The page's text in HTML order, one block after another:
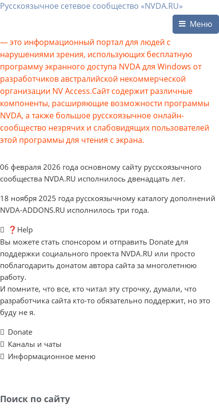
Русскоязычное сетевое сообщество «NVDA.RU»
Меню
— это информационный портал для людей с
нарушениями зрения, использующих бесплатную
программу экранного доступа NVDA для Windows от
разработчиков австралийской некоммерческой
организации NV Access.Сайт содержит различные
компоненты, расширяющие возможности программы
NVDA, а также большое русскоязычное онлайн-
сообщество незрячих и слабовидящих пользователей
этой программы для чтения с экрана.
06 февраля 2026 года основному сайту русскоязычного
сообщества NVDA.RU исполнилось двенадцать лет.
18 ноября 2025 года русскоязычному каталогу дополнений
NVDA-ADDONS.RU исполнилось три года.
❓Help
Вы можете стать спонсором и отправить Donate для
поддержки социального проекта NVDA.RU или просто
поблагодарить донатом автора сайта за многолетнюю
работу.
И помните, что все, кто читал эту строчку, думали, что
разработчика сайта кто-то обязательно поддержит, но это
буду не я.
Donate
Каналы и чаты
Информационное меню
Поиск по сайту